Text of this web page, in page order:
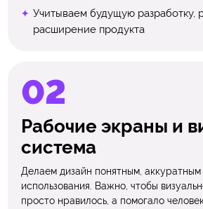
Учитываем будущую разработку,
расширение продукта
Рабочие экраны и
система
Делаем дизайн понятным,
использования. Важно, чтобы
просто нравилось, а помогало